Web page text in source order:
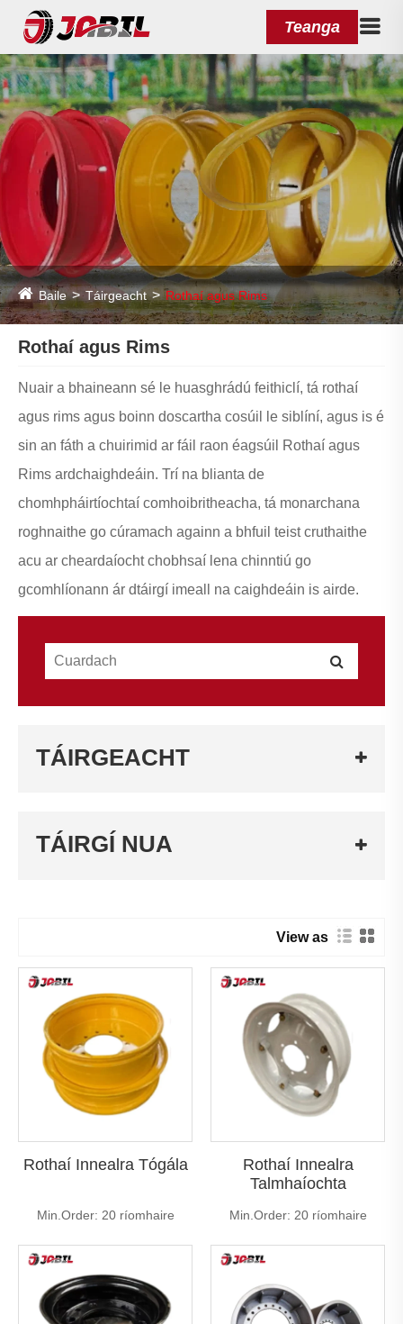
Teanga
Baile Táirgeacht Rothaí agus Rims
Rothaí agus Rims
Nuair a bhaineann sé le huasghrádú feithiclí, tá rothaí
agus rims agus boinn doscartha cosúil le siblíní, agus is é
sin an fáth a chuirimid ar fáil raon éagsúil Rothaí agus
Rims ardchaighdeáin. Trí na blianta de
chomhpháirtíochtaí comhoibritheacha, tá monarchana
roghnaithe go cúramach againn a bhfuil teist cruthaithe
acu ar cheardaíocht chobhsaí lena chinntiú go
gcomhlíonann ár dtáirgí imeall na caighdeáin is airde.
TÁIRGEACHT
TÁIRGÍ NUA
View as
Rothaí Innealra Tógála
Min.Order: 20 ríomhaire
Rothaí Innealra
Talmhaíochta
Min.Order: 20 ríomhaire